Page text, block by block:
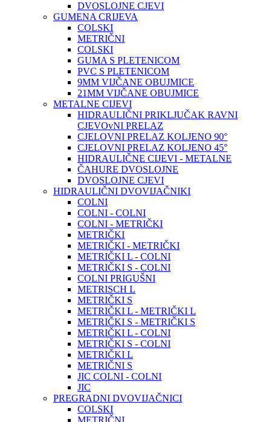
DVOSLOJNE CJEVI
GUMENA CRIJEVA
COLSKI
METRIČNI
COLSKI
GUMA S PLETENICOM
PVC S PLETENICOM
9MM VIJČANE OBUJMICE
21MM VIJČANE OBUJMICE
METALNE CIJEVI
HIDRAULIČNI PRIKLJUČAK RAVNI
CJEVOvNI PRELAZ
CJELOVNI PRELAZ KOLJENO 90°
CJELOVNI PRELAZ KOLJENO 45°
HIDRAULIČNE CIJEVI - METALNE
ČAHURE DVOSLOJNE
DVOSLOJNE CJEVI
HIDRAULIČNI DVOVIJAČNIKI
COLNI
COLNI - COLNI
COLNI - METRIČKI
METRIČKI
METRIČKI - METRIČKI
METRIČKI L - COLNI
METRIČKI S - COLNI
COLNI PRIGUŠNI
METRISCH L
METRIČKI S
METRIČKI L - METRIČKI L
METRIČKI S - METRIČKI S
METRIČKI L - COLNI
METRIČKI S - COLNI
METRIČKI L
METRIČNI S
JIC COLNI - COLNI
JIC
PREGRADNI DVOVIJAČNICI
COLSKI
METRIČNI